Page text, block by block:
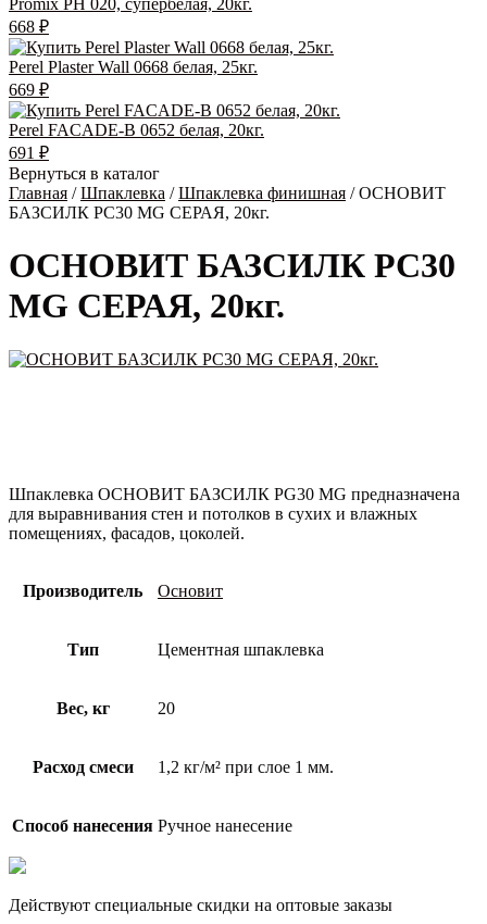
Promix PH 020, cупербелая, 20кг.
668 ₽
Perel Plaster Wall 0668 белая, 25кг.
669 ₽
Perel FACADE-B 0652 белая, 20кг.
691 ₽
Вернуться в каталог
Главная /Шпаклевка /Шпаклевка финишная / ОСНОВИТ
БАЗСИЛК PC30 MG СЕРАЯ, 20кг.
ОСНОВИТ БАЗСИЛК PC30
MG СЕРАЯ, 20кг.
Шпаклевка ОСНОВИТ БАЗСИЛК PG30 MG предназначена
для выравнивания стен и потолков в сухих и влажных
помещениях, фасадов, цоколей.
Производитель Основит
Тип Цементная шпаклевка
Вес, кг 20
Расход смеси 1,2 кг/м² при слое 1 мм.
Способ нанесения Ручное нанесение
Действуют специальные скидки на оптовые заказы